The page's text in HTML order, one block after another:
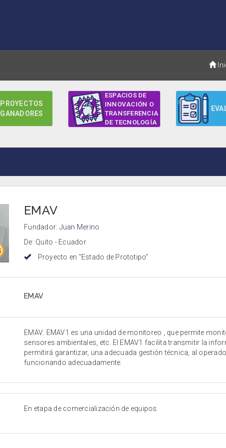
PROYECTOS
GANADORES
ESPACIOS DE
INNOVACIÓN O
TRANSFERENCIA
DE TECNOLOGÍA
EMAV
Fundador: Juan Merino
De: Quito - Ecuador
Proyecto en "Estado de Prototipo"
EMAV
EMAV: EMAV1 es una unidad de monitoreo , que permite
sensores ambientales, etc. El EMAV1 facilita transmitir la
permitirá garantizar, una adecuada gestión técnica, al
funcionando adecuadamente.
En etapa de comercialización de equipos